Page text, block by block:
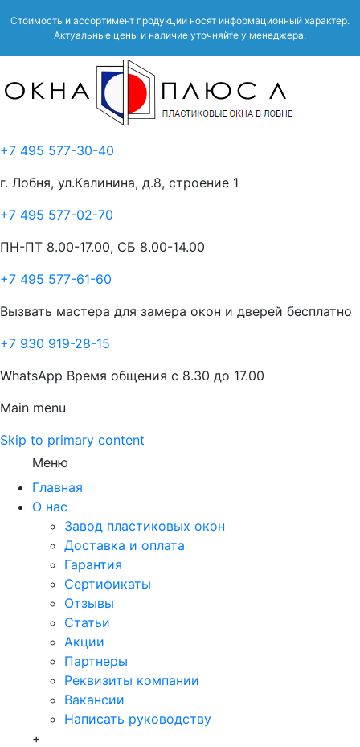
Стоимость и ассортимент продукции носят информационный характер.
Актуальные цены и наличие уточняйте у менеджера.
+7 495 577-30-40
г. Лобня, ул.Калинина, д.8, строение 1
+7 495 577-02-70
ПН-ПТ 8.00-17.00, СБ 8.00-14.00
+7 495 577-61-60
Вызвать мастера для замера окон и дверей бесплатно
+7 930 919-28-15
WhatsApp Время общения с 8.30 до 17.00
Main menu
Skip to primary content
Меню
Главная
О нас
Завод пластиковых окон
Доставка и оплата
Гарантия
Сертификаты
Отзывы
Статьи
Акции
Партнеры
Реквизиты компании
Вакансии
Написать руководству
+